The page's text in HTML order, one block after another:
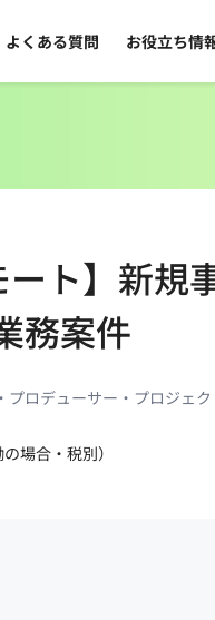
よくある質問 お役立ち情
ート】新
務案件
プロデューサー・プロジェ
場合・税別）